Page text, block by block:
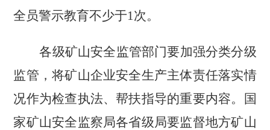
全员警示教育不少于1次。
各级矿山安全监管部门要加强分类分级
监管，将矿山企业安全生产主体责任落实情
况作为检查执法、帮扶指导的重要内容。国
家矿山安全监察局各省级局要监督地方矿山